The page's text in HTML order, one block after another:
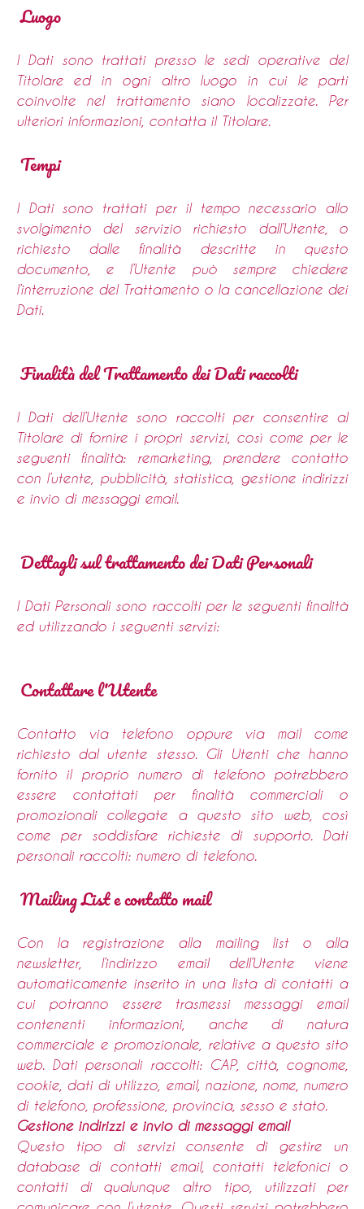
Luogo
I Dati sono trattati presso le sedi operative del
Titolare ed in ogni altro luogo in cui le parti
coinvolte nel trattamento siano localizzate. Per
ulteriori informazioni, contatta il Titolare.
Tempi
I Dati sono trattati per il tempo necessario allo
svolgimento del servizio richiesto dall’Utente, o
richiesto dalle finalità descritte in questo
documento, e l’Utente può sempre chiedere
l’interruzione del Trattamento o la cancellazione dei
Dati.
Finalità del Trattamento dei Dati raccolti
I Dati dell’Utente sono raccolti per consentire al
Titolare di fornire i propri servizi, così come per le
seguenti finalità: remarketing, prendere contatto
con l’utente, pubblicità, statistica, gestione indirizzi
e invio di messaggi email.
Dettagli sul trattamento dei Dati Personali
I Dati Personali sono raccolti per le seguenti finalità
ed utilizzando i seguenti servizi:
Contattare l'Utente
Contatto via telefono oppure via mail come
richiesto dal utente stesso. Gli Utenti che hanno
fornito il proprio numero di telefono potrebbero
essere contattati per finalità commerciali o
promozionali collegate a questo sito web, così
come per soddisfare richieste di supporto. Dati
personali raccolti: numero di telefono.
Mailing List e contatto mail
Con la registrazione alla mailing list o alla
newsletter, l’indirizzo email dell’Utente viene
automaticamente inserito in una lista di contatti a
cui potranno essere trasmessi messaggi email
contenenti informazioni, anche di natura
commerciale e promozionale, relative a questo sito
web. Dati personali raccolti: CAP, città, cognome,
cookie, dati di utilizzo, email, nazione, nome, numero
di telefono, professione, provincia, sesso e stato.
Gestione indirizzi e invio di messaggi email
Questo tipo di servizi consente di gestire un
database di contatti email, contatti telefonici o
contatti di qualunque altro tipo, utilizzati per